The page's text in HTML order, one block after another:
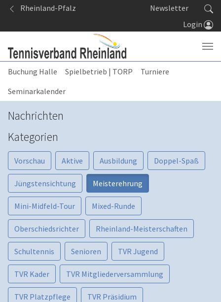
Springe zum Seiteninhalt
Rheinland-Pfalz
Newsletter
Login
Buchung Halle Spielbetrieb | TORP
Turniere
Seminarkalender
Nachrichten
Kategorien
Vorschau Aktive Ausbildung Doppel-Spaß
Jüngstensichtung Meisterehrung
Mini-Midfeld-Tour Mixed-Runde
Oberschiedsrichter Rheinland-Meisterschaften
Schultennis Senioren TVR Jugend
TVR Kader TVR Mitgliederversammlung
TVR Platzpflege TVR Präsidium